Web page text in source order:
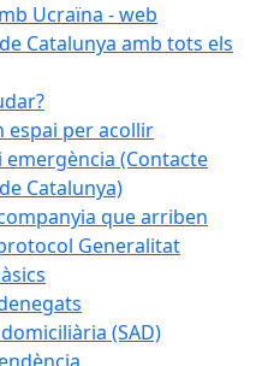
Ucraïna - web
Catalunya amb tots els
espai per acollir
(Contacte
Catalunya)
que arriben
Generalitat
(SAD)